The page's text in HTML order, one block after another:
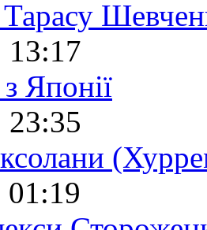
13:17
Японії
23:35
01:19